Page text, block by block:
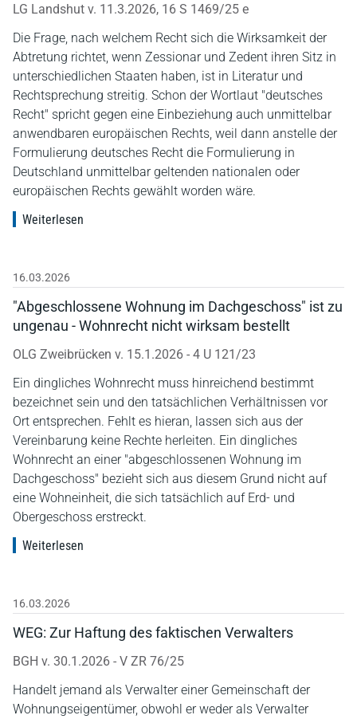
LG Landshut v. 11.3.2026, 16 S 1469/25 e
Die Frage, nach welchem Recht sich die Wirksamkeit der
Abtretung richtet, wenn Zessionar und Zedent ihren Sitz in
unterschiedlichen Staaten haben, ist in Literatur und
Rechtsprechung streitig. Schon der Wortlaut "deutsches
Recht" spricht gegen eine Einbeziehung auch unmittelbar
anwendbaren europäischen Rechts, weil dann anstelle der
Formulierung deutsches Recht die Formulierung in
Deutschland unmittelbar geltenden nationalen oder
europäischen Rechts gewählt worden wäre.
Weiterlesen
16.03.2026
"Abgeschlossene Wohnung im Dachgeschoss" ist zu
ungenau - Wohnrecht nicht wirksam bestellt
OLG Zweibrücken v. 15.1.2026 - 4 U 121/23
Ein dingliches Wohnrecht muss hinreichend bestimmt
bezeichnet sein und den tatsächlichen Verhältnissen vor
Ort entsprechen. Fehlt es hieran, lassen sich aus der
Vereinbarung keine Rechte herleiten. Ein dingliches
Wohnrecht an einer "abgeschlossenen Wohnung im
Dachgeschoss" bezieht sich aus diesem Grund nicht auf
eine Wohneinheit, die sich tatsächlich auf Erd- und
Obergeschoss erstreckt.
Weiterlesen
16.03.2026
WEG: Zur Haftung des faktischen Verwalters
BGH v. 30.1.2026 - V ZR 76/25
Handelt jemand als Verwalter einer Gemeinschaft der
Wohnungseigentümer, obwohl er weder als Verwalter